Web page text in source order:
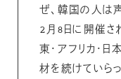
ぜ、韓国の人は
2月8日に開催さ
東・アフリカ・
材を続けていら